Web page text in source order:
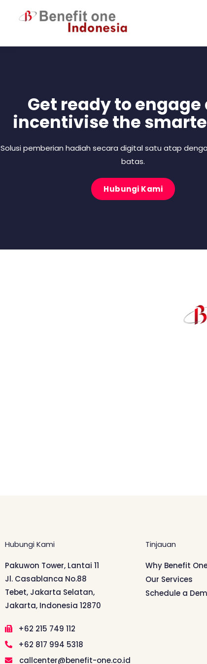
Get ready to engage
incentivise the
Solusi pemberian hadiah secara digital satu atap
batas.
Hubungi Kami
Hubungi Kami
Pakuwon Tower, Lantai 11
Jl. Casablanca No.88
Tebet, Jakarta Selatan,
Jakarta, Indonesia 12870
+62 215 749 112
+62 817 994 5318
callcenter@benefit-one.co.id
Tinjauan
Why Benefit
Our Services
Schedule a